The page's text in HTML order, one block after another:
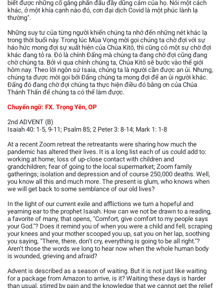
biết được những cố gắng phấn đấu đầy dũng cảm của họ. Nói một cách
khác, ở một khía cạnh nào đó, cơn đại dịch Covid là một phúc lành lạ
thường".
Những suy tư của từng người khiến chúng ta nhớ đến những nét khác lạ
trong thời buổi này. Trong lúc Mùa Vọng mời gọi chúng ta chờ đợi với sự
háo hức mong đợi sự xuất hiện của Chúa Kitô, thì cũng có một sự chờ đợi
khác đang tỏ ra. Đó là chính Đấng mà chúng ta đang chờ đợi cũng đang
chờ chúng ta. Bởi vì qua chính chúng ta, Chúa Kitô sẽ bước vào thế giới
hôm nay. Theo lời ngôn sứ Isaia, chúng ta là người cần được an ủi. Nhưng,
chúng ta được mời gọi bởi Đấng chúng ta mong đợi để an ủi người khác.
Đấng đó đang chờ đợi chúng ta thực hiện điều đó bằng ơn của Chúa
Thánh Thấn để chúng ta có thể làm được.
Chuyển ngữ: FX. Trọng Yên, OP
2nd ADVENT (B)
Isaiah 40: 1-5, 9-11; Psalm 85; 2 Peter 3: 8-14; Mark 1: 1-8
At a recent Zoom retreat the retreatants were sharing how much the
pandemic has altered their lives. It is a long list each of us could add to:
working at home; loss of up-close contact with children and
grandchildren; fear of going to the local supermarket; Zoom family
gatherings; isolation and depression and of course 250,000 deaths. Well,
you know all this and much more. The present is glum, who knows when
we will get back to some semblance of our old lives?
In the light of our current exile and afflictions we turn a hopeful and
yearning ear to the prophet Isaiah. How can we not be drawn to a reading,
a favorite of many, that opens, "Comfort, give comfort to my people says
your God."? Does it remind you of when you were a child and fell, scraping
your knees and your mother scooped you up, sat you on her lap, soothing
you saying, "There, there, don’t cry, everything is going to be all right."?
Aren’t those the words we long to hear now when the whole human body
is wounded, grieving and afraid?
Advent is described as a season of waiting. But it is not just like waiting
for a package from Amazon to arrive, is it? Waiting these days is harder
than usual, stirred by pain and the knowledge that we cannot get the relief